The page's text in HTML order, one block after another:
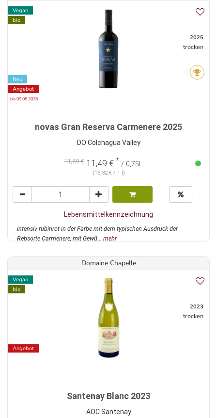
Vegan
bio
Neu
Angebot
bis 09.08.2026
2025
trocken
novas Gran Reserva Carmenere 2025
DO Colchagua Valley
11,69 € 11,49 € * / 0,75l
(15,32 € / 1 l)
Lebensmittelkennzeichnung
Intensiv rubinrot in der Farbe mit dem typischen Ausdruck der
Rebsorte Carmenere, mit Gewü... mehr
Domaine Chapelle
Vegan
bio
Angebot
2023
trocken
Santenay Blanc 2023
AOC Santenay